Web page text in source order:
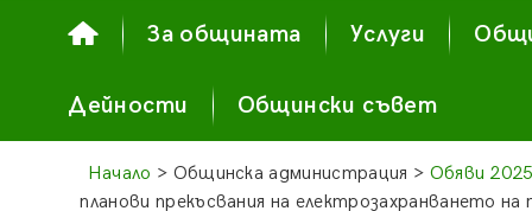
За общината Услуги
Дейности Общински съвет
Начало > Общинска администрация > Обяви
планови прекъсвания на електрозахранването